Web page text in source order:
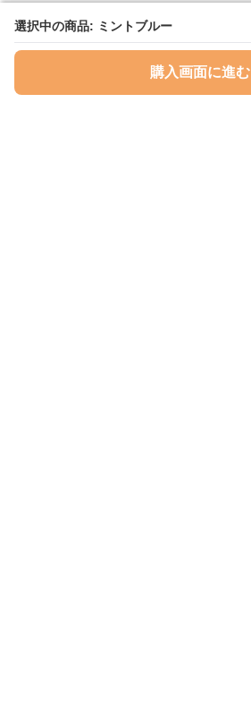
選択中の商品: ミントブルー
購入画面に進む
選択中の商品: ミントブルー
購入画面に進む